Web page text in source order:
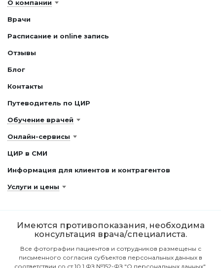
О компании
Врачи
Расписание и online запись
Отзывы
Блог
Контакты
Путеводитель по ЦИР
Обучение врачей
Онлайн-сервисы
ЦИР в СМИ
Информация для клиентов и контрагентов
Услуги и цены
Имеются противопоказания, необходима
консультация врача/специалиста.
Все фотографии пациентов и сотрудников размещены с
письменного согласия субъектов персональных данных в
соответствии со ст.10.1 ФЗ №152-ФЗ "О персональных данных".